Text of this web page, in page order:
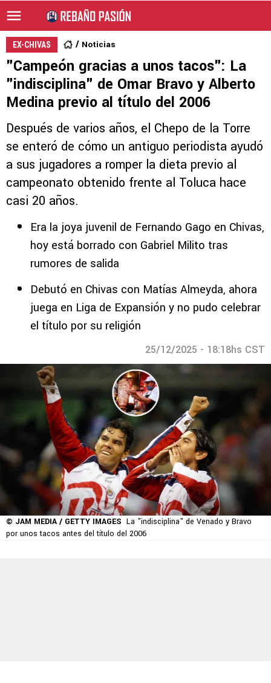
EX-CHIVAS Noticias
"Campeón gracias a unos tacos": La
"indisciplina" de Omar Bravo y Alberto
Medina previo al título del 2006
Después de varios años, el Chepo de la Torre
se enteró de cómo un antiguo periodista ayudó
a sus jugadores a romper la dieta previo al
campeonato obtenido frente al Toluca hace
casi 20 años.
Era la joya juvenil de Fernando Gago en Chivas,
hoy está borrado con Gabriel Milito tras
rumores de salida
Debutó en Chivas con Matías Almeyda, ahora
juega en Liga de Expansión y no pudo celebrar
el título por su religión
25/12/2025 - 18:18hs CST
© JAM MEDIA / GETTY IMAGES La "indisciplina" de Venado y Bravo
por unos tacos antes del título del 2006